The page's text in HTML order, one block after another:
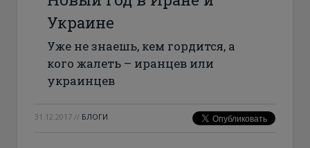
Украине
Уже не знаешь, кем гордится, а
кого жалеть – иранцев или
украинцев
31.12.2017 // БЛОГИ